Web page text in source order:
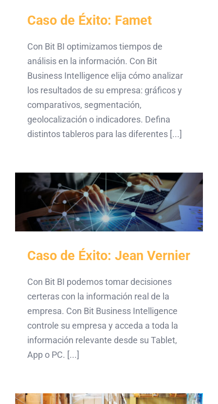
Caso de Éxito: Famet
Con Bit BI optimizamos tiempos de
análisis en la información. Con Bit
Business Intelligence elija cómo analizar
los resultados de su empresa: gráficos y
comparativos, segmentación,
geolocalización o indicadores. Defina
distintos tableros para las diferentes [...]
Caso de Éxito: Jean Vernier
Con Bit BI podemos tomar decisiones
certeras con la información real de la
empresa. Con Bit Business Intelligence
controle su empresa y acceda a toda la
información relevante desde su Tablet,
App o PC. [...]